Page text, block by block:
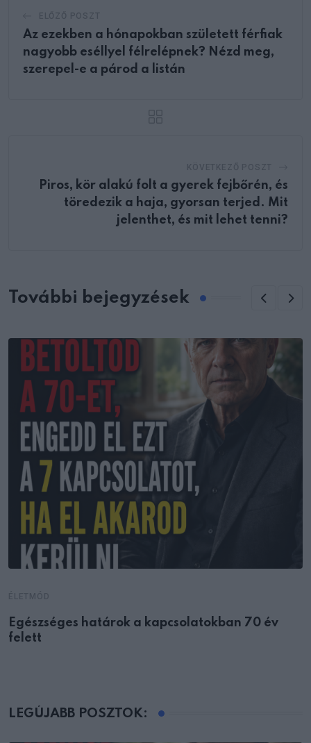
Az ezekben a hónapokban született férfiak
nagyobb eséllyel félrelépnek? Nézd meg,
szerepel-e a párod a listán
Piros, kör alakú folt a gyerek fejbőrén, és
töredezik a haja, gyorsan terjed. Mit
jelenthet, és mit lehet tenni?
További bejegyzések
Egészséges határok a kapcsolatokban 70 év
felett
LEGÚJABB POSZTOK: